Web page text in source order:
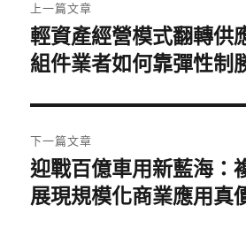
章
導
覽
上一篇文章
上
一
文
章:
輕資產經營模式翻轉供
組件業者如何靠彈性制
下一篇文章
下
一
迎戰百億車用新藍海：
展現規模化商業應用真